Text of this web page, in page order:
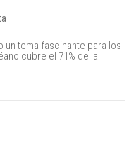
tema fascinante para los
cubre el 71% de la